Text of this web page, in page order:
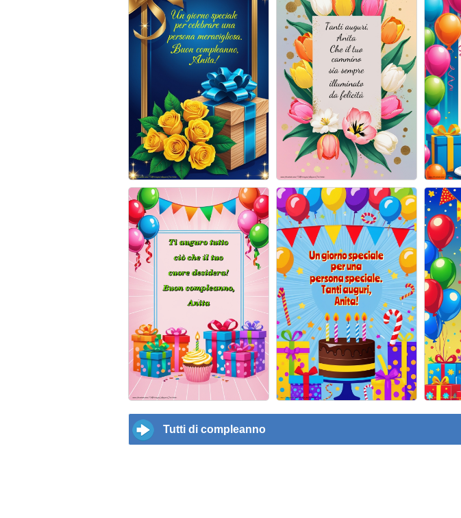
Tutti di compleanno